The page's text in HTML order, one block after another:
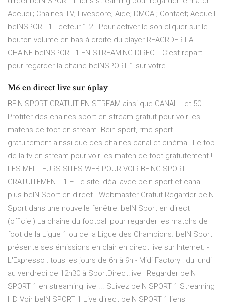
Accueil; Chaines TV; Livescore; Aide; DMCA ; Contact; Accueil.
beINSPORT 1 Lecteur 1 2 . Pour activer le son cliquer sur le
bouton volume en bas à droite du player REAGRDER LA
CHAINE beINSPORT 1 EN STREAMING DIRECT. C’est reparti
pour regarder la chaine beINSPORT 1 sur votre
M6 en direct live sur 6play
BEIN SPORT GRATUIT EN STREAM ainsi que CANAL+ et 50 ...
Profiter des chaines sport en stream gratuit pour voir les
matchs de foot en stream. Bein sport, rmc sport
gratuitement ainssi que des chaines canal et cinéma ! Le top
de la tv en stream pour voir les match de foot gratuitement !
LES MEILLEURS SITES WEB POUR VOIR BEING SPORT
GRATUITEMENT. 1 – Le site idéal avec bein sport et canal
plus beIN Sport en direct - Webmaster-Gratuit Regarder beIN
Sport dans une nouvelle fenêtre: beIN Sport en direct
(officiel) La chaîne du football pour regarder les matchs de
foot de la Ligue 1 ou de la Ligue des Champions. beIN Sport
présente ses émissions en clair en direct live sur Internet. -
L'Expresso : tous les jours de 6h à 9h - Midi Factory : du lundi
au vendredi de 12h30 à SportDirect.live | Regarder beIN
SPORT 1 en streaming live ... Suivez beIN SPORT 1 Streaming
HD Voir beIN SPORT 1 Live direct beIN SPORT 1 liens